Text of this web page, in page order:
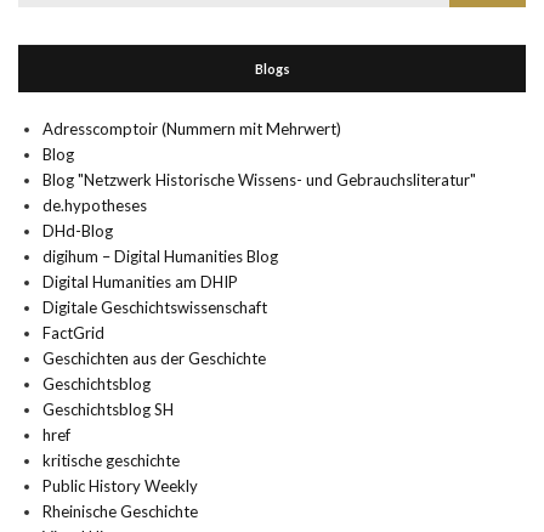
Blogs
Adresscomptoir (Nummern mit Mehrwert)
Blog
Blog "Netzwerk Historische Wissens- und Gebrauchsliteratur"
de.hypotheses
DHd-Blog
digihum – Digital Humanities Blog
Digital Humanities am DHIP
Digitale Geschichtswissenschaft
FactGrid
Geschichten aus der Geschichte
Geschichtsblog
Geschichtsblog SH
href
kritische geschichte
Public History Weekly
Rheinische Geschichte